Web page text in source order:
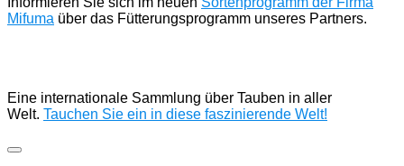
Mifuma über das Fütterungsprogramm unseres Partners.
Eine internationale Sammlung über Tauben in aller
Welt. Tauchen Sie ein in diese faszinierende Welt!